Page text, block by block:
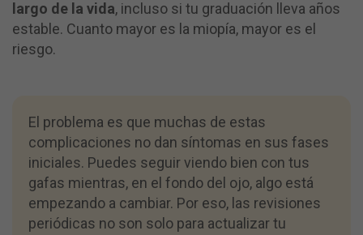
largo de la vida, incluso si tu graduación lleva años
estable. Cuanto mayor es la miopía, mayor es el
riesgo.
El problema es que muchas de estas
complicaciones no dan síntomas en sus fases
iniciales. Puedes seguir viendo bien con tus
gafas mientras, en el fondo del ojo, algo está
empezando a cambiar. Por eso, las revisiones
periódicas no son solo para actualizar tu